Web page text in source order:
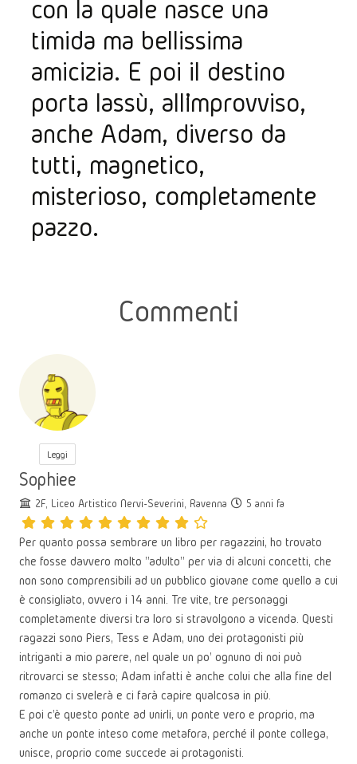
con la quale nasce una
timida ma bellissima
amicizia. E poi il destino
porta lassù, all’improvviso,
anche Adam, diverso da
tutti, magnetico,
misterioso, completamente
pazzo.
Commenti
Leggi
Sophiee
2F, Liceo Artistico Nervi-Severini, Ravenna 5 anni fa
Per quanto possa sembrare un libro per ragazzini, ho trovato
che fosse davvero molto "adulto" per via di alcuni concetti, che
non sono comprensibili ad un pubblico giovane come quello a cui
è consigliato, ovvero i 14 anni. Tre vite, tre personaggi
completamente diversi tra loro si stravolgono a vicenda. Questi
ragazzi sono Piers, Tess e Adam, uno dei protagonisti più
intriganti a mio parere, nel quale un po' ognuno di noi può
ritrovarci se stesso; Adam infatti è anche colui che alla fine del
romanzo ci svelerà e ci farà capire qualcosa in più.
E poi c'è questo ponte ad unirli, un ponte vero e proprio, ma
anche un ponte inteso come metafora, perché il ponte collega,
unisce, proprio come succede ai protagonisti.